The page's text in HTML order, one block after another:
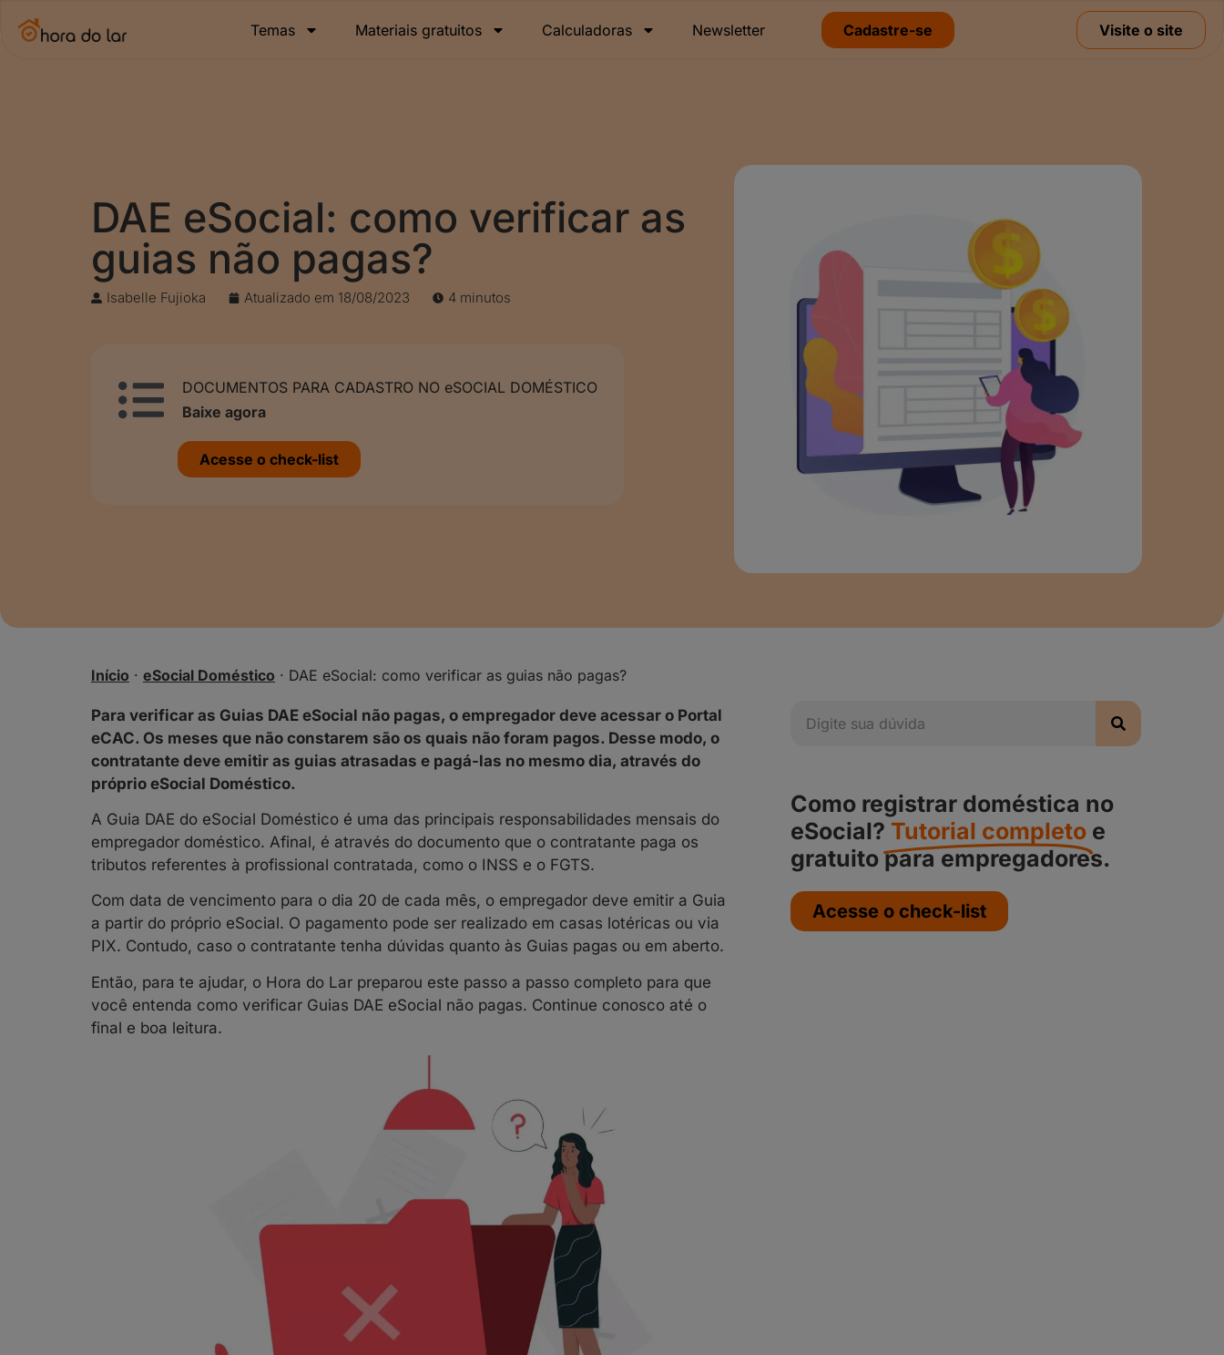
Temas Materiais gratuitos Calculadoras Newsletter Cadastre-se Visite o site
DAE eSocial: como verificar as
guias não pagas?
Isabelle Fujioka Atualizado em 18/08/2023 4 minutos
DOCUMENTOS PARA CADASTRO NO eSOCIAL DOMÉSTICO
Baixe agora
Acesse o check-list
Início · eSocial Doméstico · DAE eSocial: como verificar as guias não pagas?
Para verificar as Guias DAE eSocial não pagas, o empregador deve acessar o Portal
eCAC. Os meses que não constarem são os quais não foram pagos. Desse modo, o
contratante deve emitir as guias atrasadas e pagá-las no mesmo dia, através do
próprio eSocial Doméstico.
A Guia DAE do eSocial Doméstico é uma das principais responsabilidades mensais do
empregador doméstico. Afinal, é através do documento que o contratante paga os
tributos referentes à profissional contratada, como o INSS e o FGTS.
Com data de vencimento para o dia 20 de cada mês, o empregador deve emitir a Guia
a partir do próprio eSocial. O pagamento pode ser realizado em casas lotéricas ou via
PIX. Contudo, caso o contratante tenha dúvidas quanto às Guias pagas ou em aberto.
Então, para te ajudar, o Hora do Lar preparou este passo a passo completo para que
você entenda como verificar Guias DAE eSocial não pagas. Continue conosco até o
final e boa leitura.
Como registrar doméstica no
eSocial? Tutorial completo e
gratuito para empregadores.
Acesse o check-list